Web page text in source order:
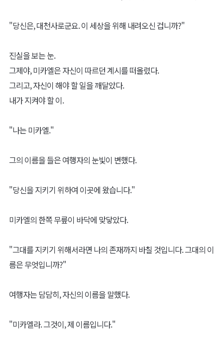
"당신은, 대천사로군요. 이 세상을 위해 내려오신 겁니까?"
진실을 보는 눈.
그제야, 미카엘은 자신이 따르던 계시를 떠올렸다.
그리고, 자신이 해야 할 일을 깨달았다.
내가 지켜야 할 이.
"나는 미카엘."
그의 이름을 들은 여행자의 눈빛이 변했다.
"당신을 지키기 위하여 이곳에 왔습니다."
미카엘의 한쪽 무릎이 바닥에 맞닿았다.
"그대를 지키기 위해서라면 나의 존재까지 바칠 것입니다. 그대의 이
름은 무엇입니까?"
여행자는 담담히, 자신의 이름을 말했다.
"미카엘라. 그것이, 제 이름입니다."